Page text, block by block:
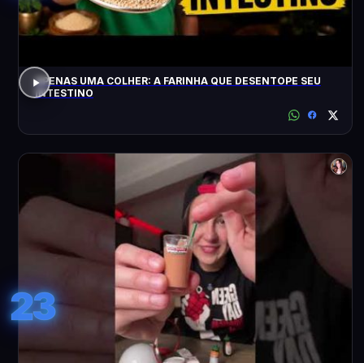
APENAS UMA COLHER: A FARINHA QUE DESENTOPE SEU
INTESTINO
23